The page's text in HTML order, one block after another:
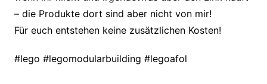
– die Produkte dort sind aber nicht von mir!
Für euch entstehen keine zusätzlichen Kosten!
#lego #legomodularbuilding #legoafol